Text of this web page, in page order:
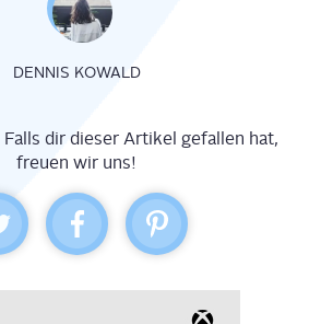
DENNIS KOWALD
Falls dir dieser Artikel gefallen hat,
freuen wir uns!